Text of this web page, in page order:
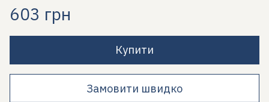
603 грн
Купити
Замовити швидко